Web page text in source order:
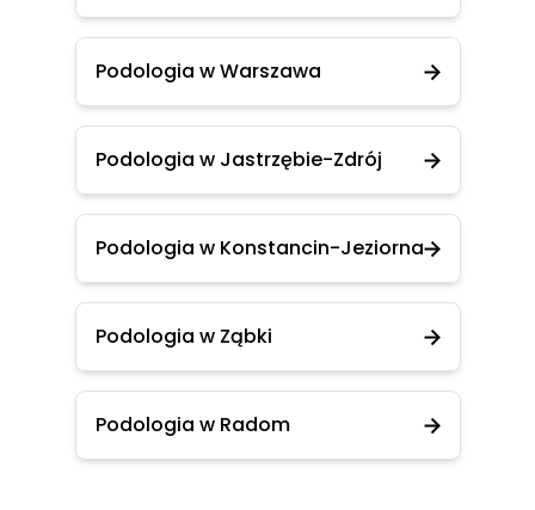
Podologia w Warszawa
Podologia w Jastrzębie-Zdrój
Podologia w Konstancin-Jeziorna
Podologia w Ząbki
Podologia w Radom